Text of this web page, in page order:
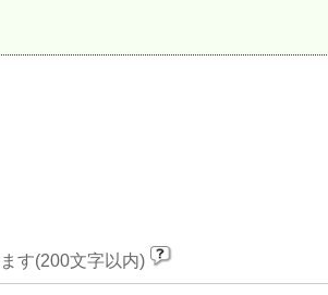
す(200文字以内)